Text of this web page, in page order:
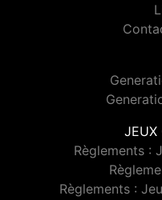
JEUX
Règlements :
Règlements :